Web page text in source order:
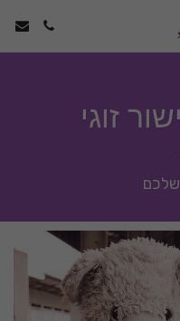
זוגי
שלכם